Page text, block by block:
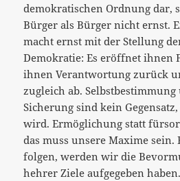
demokratischen Ordnung dar,
Bürger als Bürger nicht ernst.
macht ernst mit der Stellung
Demokratie: Es eröffnet ihnen
ihnen Verantwortung zurück
zugleich ab.
Sicherung sind kein
wird. Ermöglichung statt
das muss unsere Maxime
folgen, werden wir die
hehrer Ziele aufgegeben